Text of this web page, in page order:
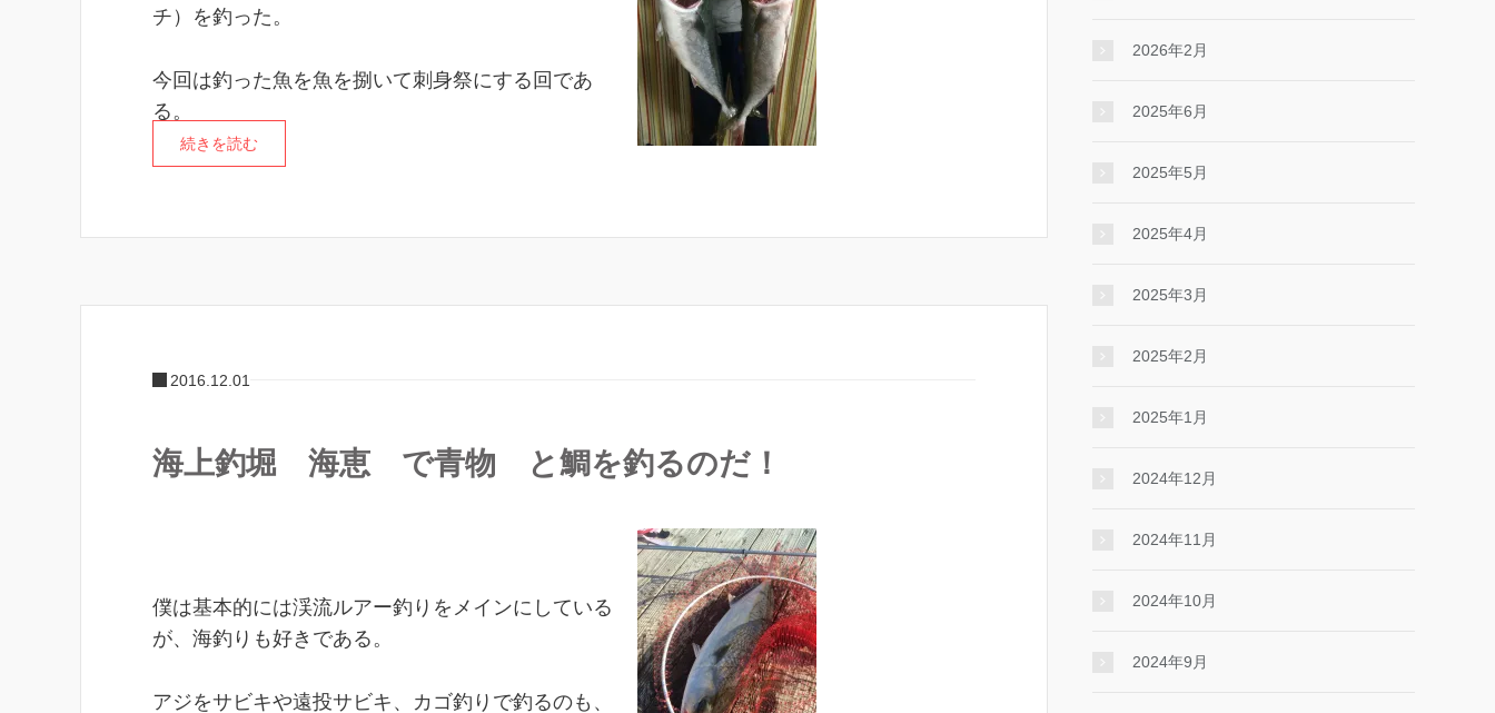
チ）を釣った。
今回は釣った魚を魚を捌いて刺身祭にする回であ
る。
続きを読む
2016.12.01
海上釣堀 海恵 で青物 と鯛を釣るのだ！
僕は基本的には渓流ルアー釣りをメインにしている
が、海釣りも好きである。
アジをサビキや遠投サビキ、カゴ釣りで釣るのも、
2026年2月
2025年6月
2025年5月
2025年4月
2025年3月
2025年2月
2025年1月
2024年12月
2024年11月
2024年10月
2024年9月